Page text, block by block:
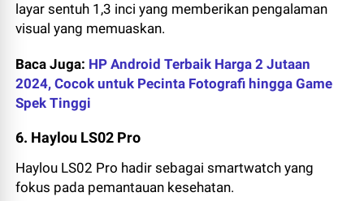
layar sentuh 1,3 inci yang memberikan pengalaman
visual yang memuaskan.
Baca Juga: HP Android Terbaik Harga 2 Jutaan
2024, Cocok untuk Pecinta Fotografi hingga Game
Spek Tinggi
6. Haylou LS02 Pro
Haylou LS02 Pro hadir sebagai smartwatch yang
fokus pada pemantauan kesehatan.